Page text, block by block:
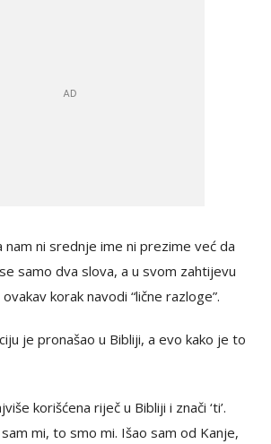
nam ni srednje ime ni prezime već da
samo dva slova, a u svom zahtijevu
korak navodi “lične razloge”.
je pronašao u Bibliji, a evo kako je to
korišćena riječ u Bibliji i znači ‘ti’.
mi, to smo mi. Išao sam od Kanje,